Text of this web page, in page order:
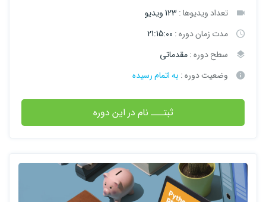
تعداد ویدیوها : 123 ویدیو
مدت زمان دوره : 21:15:00
سطح دوره :مقدماتی
وضعیت دوره : به اتمام رسیده
ثبتـــ نام در این دوره